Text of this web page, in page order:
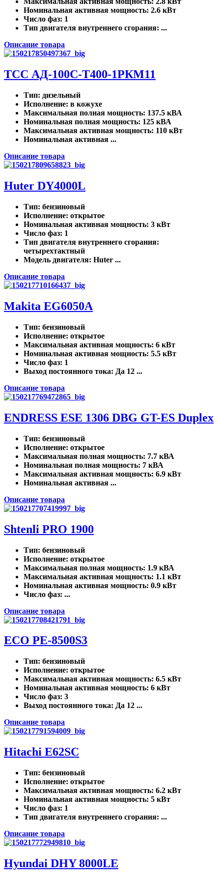
Номинальная активная мощность: 2.6 кВт
Число фаз: 1
Тип двигателя внутреннего сгорания: ...
Описание товара
ТСС АД-100С-Т400-1РКМ11
Тип: дизельный
Исполнение: в кожухе
Максимальная полная мощность: 137.5 кВА
Номинальная полная мощность: 125 кВА
Максимальная активная мощность: 110 кВт
Номинальная активная ...
Описание товара
Huter DY4000L
Тип: бензиновый
Исполнение: открытое
Номинальная активная мощность: 3 кВт
Число фаз: 1
Тип двигателя внутреннего сгорания:
четырехтактный
Модель двигателя: Huter ...
Описание товара
Makita EG6050A
Тип: бензиновый
Исполнение: открытое
Максимальная активная мощность: 6 кВт
Номинальная активная мощность: 5.5 кВт
Число фаз: 1
Выход постоянного тока: Да 12 ...
Описание товара
ENDRESS ESE 1306 DBG GT-ES Duplex
Тип: бензиновый
Исполнение: открытое
Максимальная полная мощность: 7.7 кВА
Номинальная полная мощность: 7 кВА
Максимальная активная мощность: 6.9 кВт
Номинальная активная ...
Описание товара
Shtenli PRO 1900
Тип: бензиновый
Исполнение: открытое
Максимальная полная мощность: 1.9 кВА
Максимальная активная мощность: 1.1 кВт
Номинальная активная мощность: 0.9 кВт
Число фаз: ...
Описание товара
ECO PE-8500S3
Тип: бензиновый
Исполнение: открытое
Максимальная активная мощность: 6.5 кВт
Номинальная активная мощность: 6 кВт
Число фаз: 3
Выход постоянного тока: Да 12 ...
Описание товара
Hitachi E62SC
Тип: бензиновый
Исполнение: открытое
Максимальная активная мощность: 6.2 кВт
Номинальная активная мощность: 5 кВт
Число фаз: 1
Тип двигателя внутреннего сгорания: ...
Описание товара
Hyundai DHY 8000LE